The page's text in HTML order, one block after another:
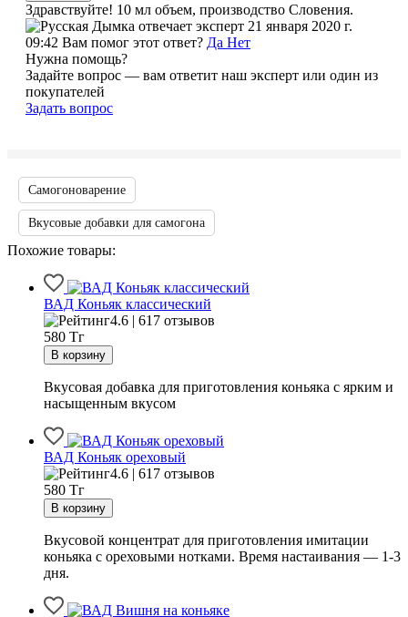
Здравствуйте! 10 мл объем, производство Словения.
эксперт 21 января 2020 г.
09:42 Вам помог этот ответ? Да Нет
Нужна помощь?
Задайте вопрос — вам ответит наш эксперт или один из
покупателей
Задать вопрос
Самогоноварение
Вкусовые добавки для самогона
Похожие товары:
ВАД Коньяк классический
4.6 | 617 отзывов
580 Тг
Вкусовая добавка для приготовления коньяка с ярким и
насыщенным вкусом
ВАД Коньяк ореховый
4.6 | 617 отзывов
580 Тг
Вкусовой концентрат для приготовления имитации
коньяка с ореховыми нотками. Время настаивания — 1-3
дня.